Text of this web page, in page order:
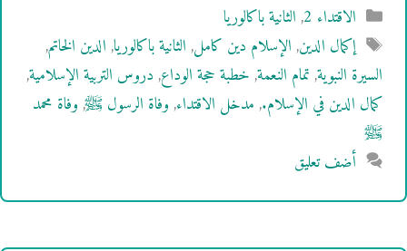
التصنيفات
الاقتداء 2 ,الثانية باكالوريا
الوسوم
إكمال الدين,الإسلام دين كامل,الثانية باكالوريا,الدين الخاتم,
السيرة النبوية,تمام النعمة,خطبة حجة الوداع,دروس التربية الإسلامية,
كمال الدين في الإسلام.,مدخل الاقتداء,وفاة الرسول ﷺ,وفاة محمد
ﷺ
أضف تعليق